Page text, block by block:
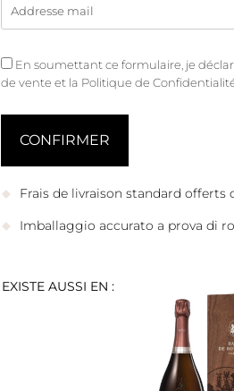
En soumettant ce formulaire, je
de venteet la Politique de
Frais de livraison standard offerts
Imballaggio accurato a prova di
EXISTE AUSSI EN :